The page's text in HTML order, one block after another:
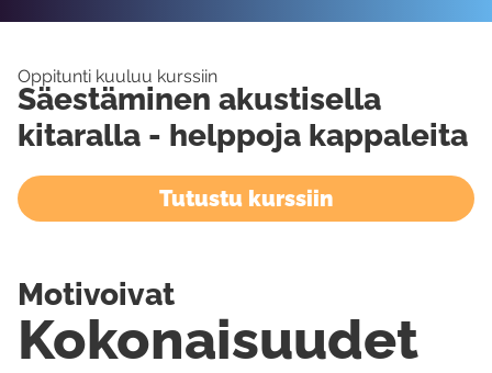
Oppitunti kuuluu kurssiin
Säestäminen akustisella
kitaralla - helppoja kappaleita
Tutustu kurssiin
Kokonaisuudet
Motivoivat